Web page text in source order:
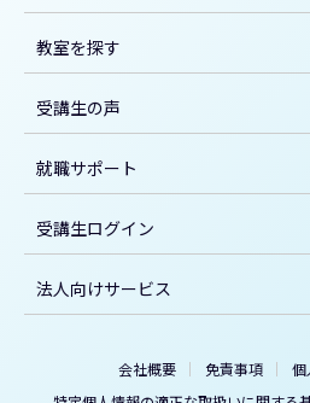
教室を探す
受講生の声
就職サポート
受講生ログイン
法人向けサービス
会社概要 免責事項
個